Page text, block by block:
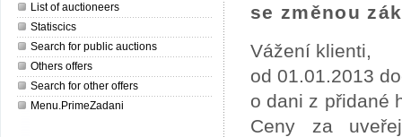
List of auctioneers
Statiscics
Search for public auctions
Others offers
Search for other offers
Menu.PrimeZadani
se změnou
Vážení klienti,
od 01.01.2013
o dani z přidané
Ceny za